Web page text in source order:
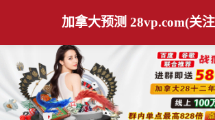
加拿大预测 28vp.com(关